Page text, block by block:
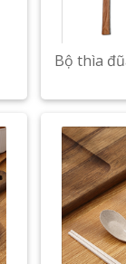
Bộ thìa